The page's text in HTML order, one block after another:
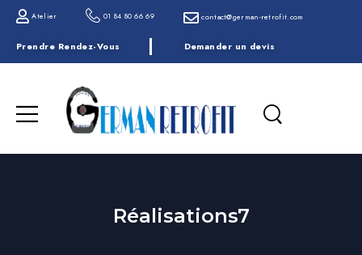
Atelier 01 84 80 66 69 contact@german-retrofit.com
Prendre Rendez-Vous Demander un devis
Réalisations7